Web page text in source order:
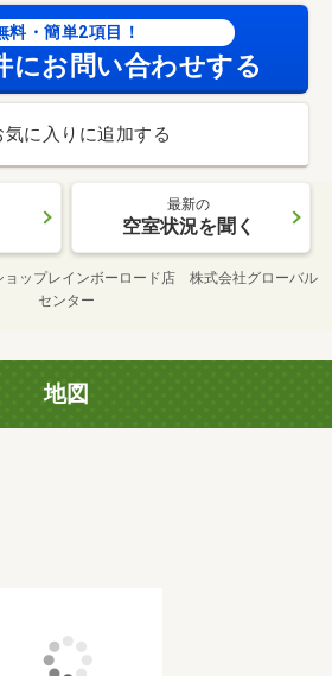
料・簡単2項目！
にお問い合わせする
気に入りに追加する
最新の
空室状況を聞く
ョップレインボーロード店 株式会社グローバル
センター
地図